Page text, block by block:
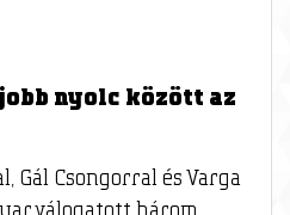
nyolc között az
Gál Csongorral és Varga